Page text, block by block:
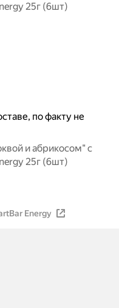
25г (6шт)
по факту не
и абрикосом" с
25г (6шт)
Energy